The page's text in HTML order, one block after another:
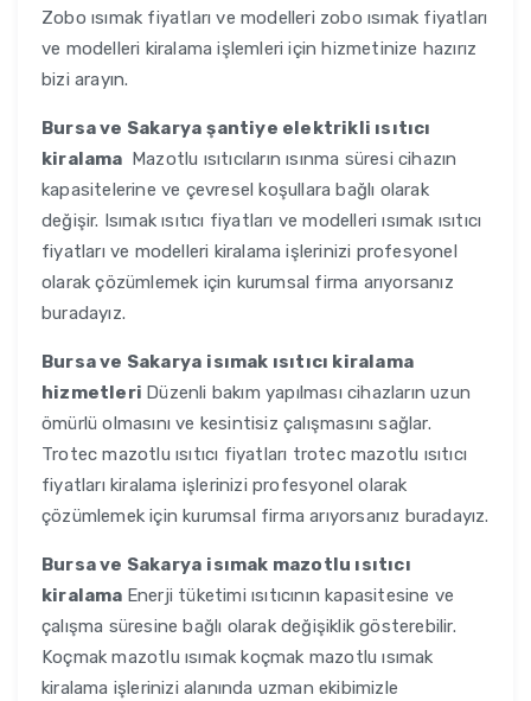
Zobo ısımak fiyatları ve modelleri zobo ısımak fiyatları
ve modelleri kiralama işlemleri için hizmetinize hazırız
bizi arayın.
Bursa ve Sakarya şantiye elektrikli ısıtıcı
kiralama Mazotlu ısıtıcıların ısınma süresi cihazın
kapasitelerine ve çevresel koşullara bağlı olarak
değişir. Isımak ısıtıcı fiyatları ve modelleri ısımak ısıtıcı
fiyatları ve modelleri kiralama işlerinizi profesyonel
olarak çözümlemek için kurumsal firma arıyorsanız
buradayız.
Bursa ve Sakarya isımak ısıtıcı kiralama
hizmetleri Düzenli bakım yapılması cihazların uzun
ömürlü olmasını ve kesintisiz çalışmasını sağlar.
Trotec mazotlu ısıtıcı fiyatları trotec mazotlu ısıtıcı
fiyatları kiralama işlerinizi profesyonel olarak
çözümlemek için kurumsal firma arıyorsanız buradayız.
Bursa ve Sakarya isımak mazotlu ısıtıcı
kiralama Enerji tüketimi ısıtıcının kapasitesine ve
çalışma süresine bağlı olarak değişiklik gösterebilir.
Koçmak mazotlu ısımak koçmak mazotlu ısımak
kiralama işlerinizi alanında uzman ekibimizle